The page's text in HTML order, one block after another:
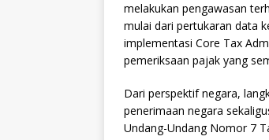
melakukan pengawasan
mulai dari pertukaran data
implementasi Core Tax
pemeriksaan pajak yang
Dari perspektif negara,
penerimaan negara
Undang-Undang Nomor 7